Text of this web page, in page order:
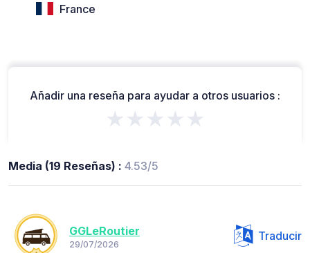
France
Añadir una reseña para ayudar a otros usuarios :
★★★★★
Media (19 Reseñas) : 4.53/5
GGLeRoutier
29/07/2026
Traducir